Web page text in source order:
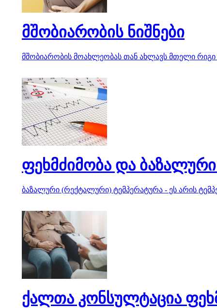
მშობიარობის ნიშნები
მშობიარობის მოახლეობას თან ახლავს მთელი რიგი
ფეხმძიმობა და
ბაზალური (რექტალური) ტემპერატურა - ეს არის
ქალთა კონსულტაცია